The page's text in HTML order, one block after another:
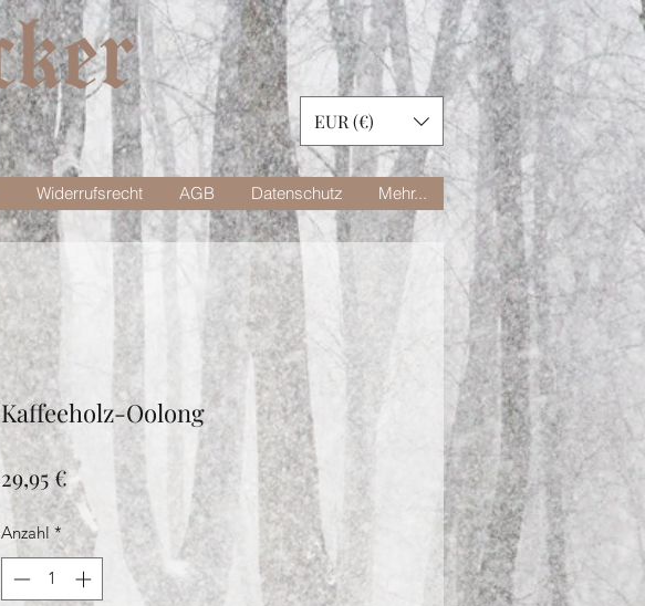
EUR (€)
Widerrufsrecht AGB Datenschutz Mehr...
Kaffeeholz-Oolong
29,95 €Preis
Anzahl *